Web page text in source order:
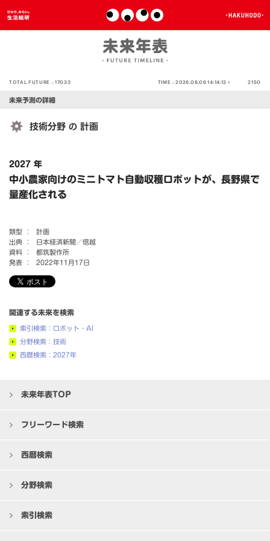
TOTAL FUTURE :17033 TIME :2026.08.06 14:14:13 > 2150
未来予測の詳細
技術分野 の 計画
2027 年
中小農家向けのミニトマト自動収穫ロボットが、長野県で
量産化される
類型 ：
計画
出典 ：
日本経済新聞／信越
資料 ：
都筑製作所
発表 ：
2022年11月17日
関連する未来を検索
索引検索：ロボット・AI
分野検索：技術
西暦検索：2027年
未来年表TOP
フリーワード検索
西暦検索
分野検索
索引検索